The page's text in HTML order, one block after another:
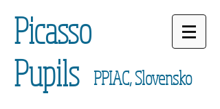
PPIAC, Slovensko
Picasso
Pupils